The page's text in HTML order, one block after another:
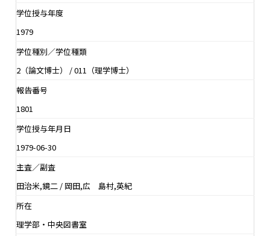
学位授与年度
1979
学位種別／学位種類
2（論文博士） / 011（理学博士）
報告番号
1801
学位授与年月日
1979-06-30
主査／副査
田治米,鏡二 / 岡田,広 島村,英紀
所在
理学部・中央図書室